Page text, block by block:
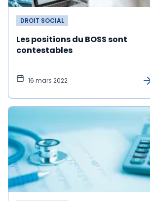
DROIT SOCIAL
Les positions du BOSS sont
contestables
16 mars 2022